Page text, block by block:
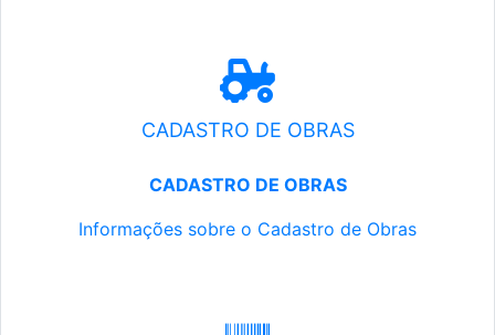
CADASTRO DE OBRAS
CADASTRO DE OBRAS
Informações sobre o Cadastro de Obras